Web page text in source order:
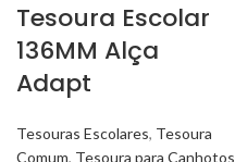
Tesoura Escolar
136MM Alça
Adapt
Tesouras Escolares, Tesoura
Comum, Tesoura para Canhotos